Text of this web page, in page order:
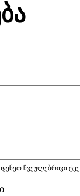
ჩვეულებრივი